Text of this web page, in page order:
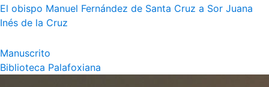
El obispo Manuel Fernández de Santa Cruz a Sor Juana
Inés de la Cruz
Manuscrito
Biblioteca Palafoxiana